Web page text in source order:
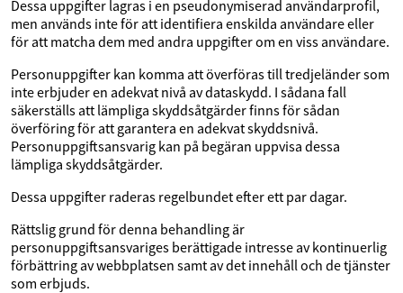
Dessa uppgifter lagras i en pseudonymiserad användarprofil,
men används inte för att identifiera enskilda användare eller
för att matcha dem med andra uppgifter om en viss användare.
Personuppgifter kan komma att överföras till tredjeländer som
inte erbjuder en adekvat nivå av dataskydd. I sådana fall
säkerställs att lämpliga skyddsåtgärder finns för sådan
överföring för att garantera en adekvat skyddsnivå.
Personuppgiftsansvarig kan på begäran uppvisa dessa
lämpliga skyddsåtgärder.
Dessa uppgifter raderas regelbundet efter ett par dagar.
Rättslig grund för denna behandling är
personuppgiftsansvariges berättigade intresse av kontinuerlig
förbättring av webbplatsen samt av det innehåll och de tjänster
som erbjuds.